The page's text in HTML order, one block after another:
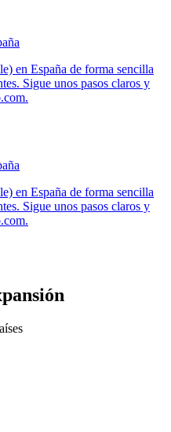
en España de forma sencilla
Sigue unos pasos claros y
en España de forma sencilla
Sigue unos pasos claros y